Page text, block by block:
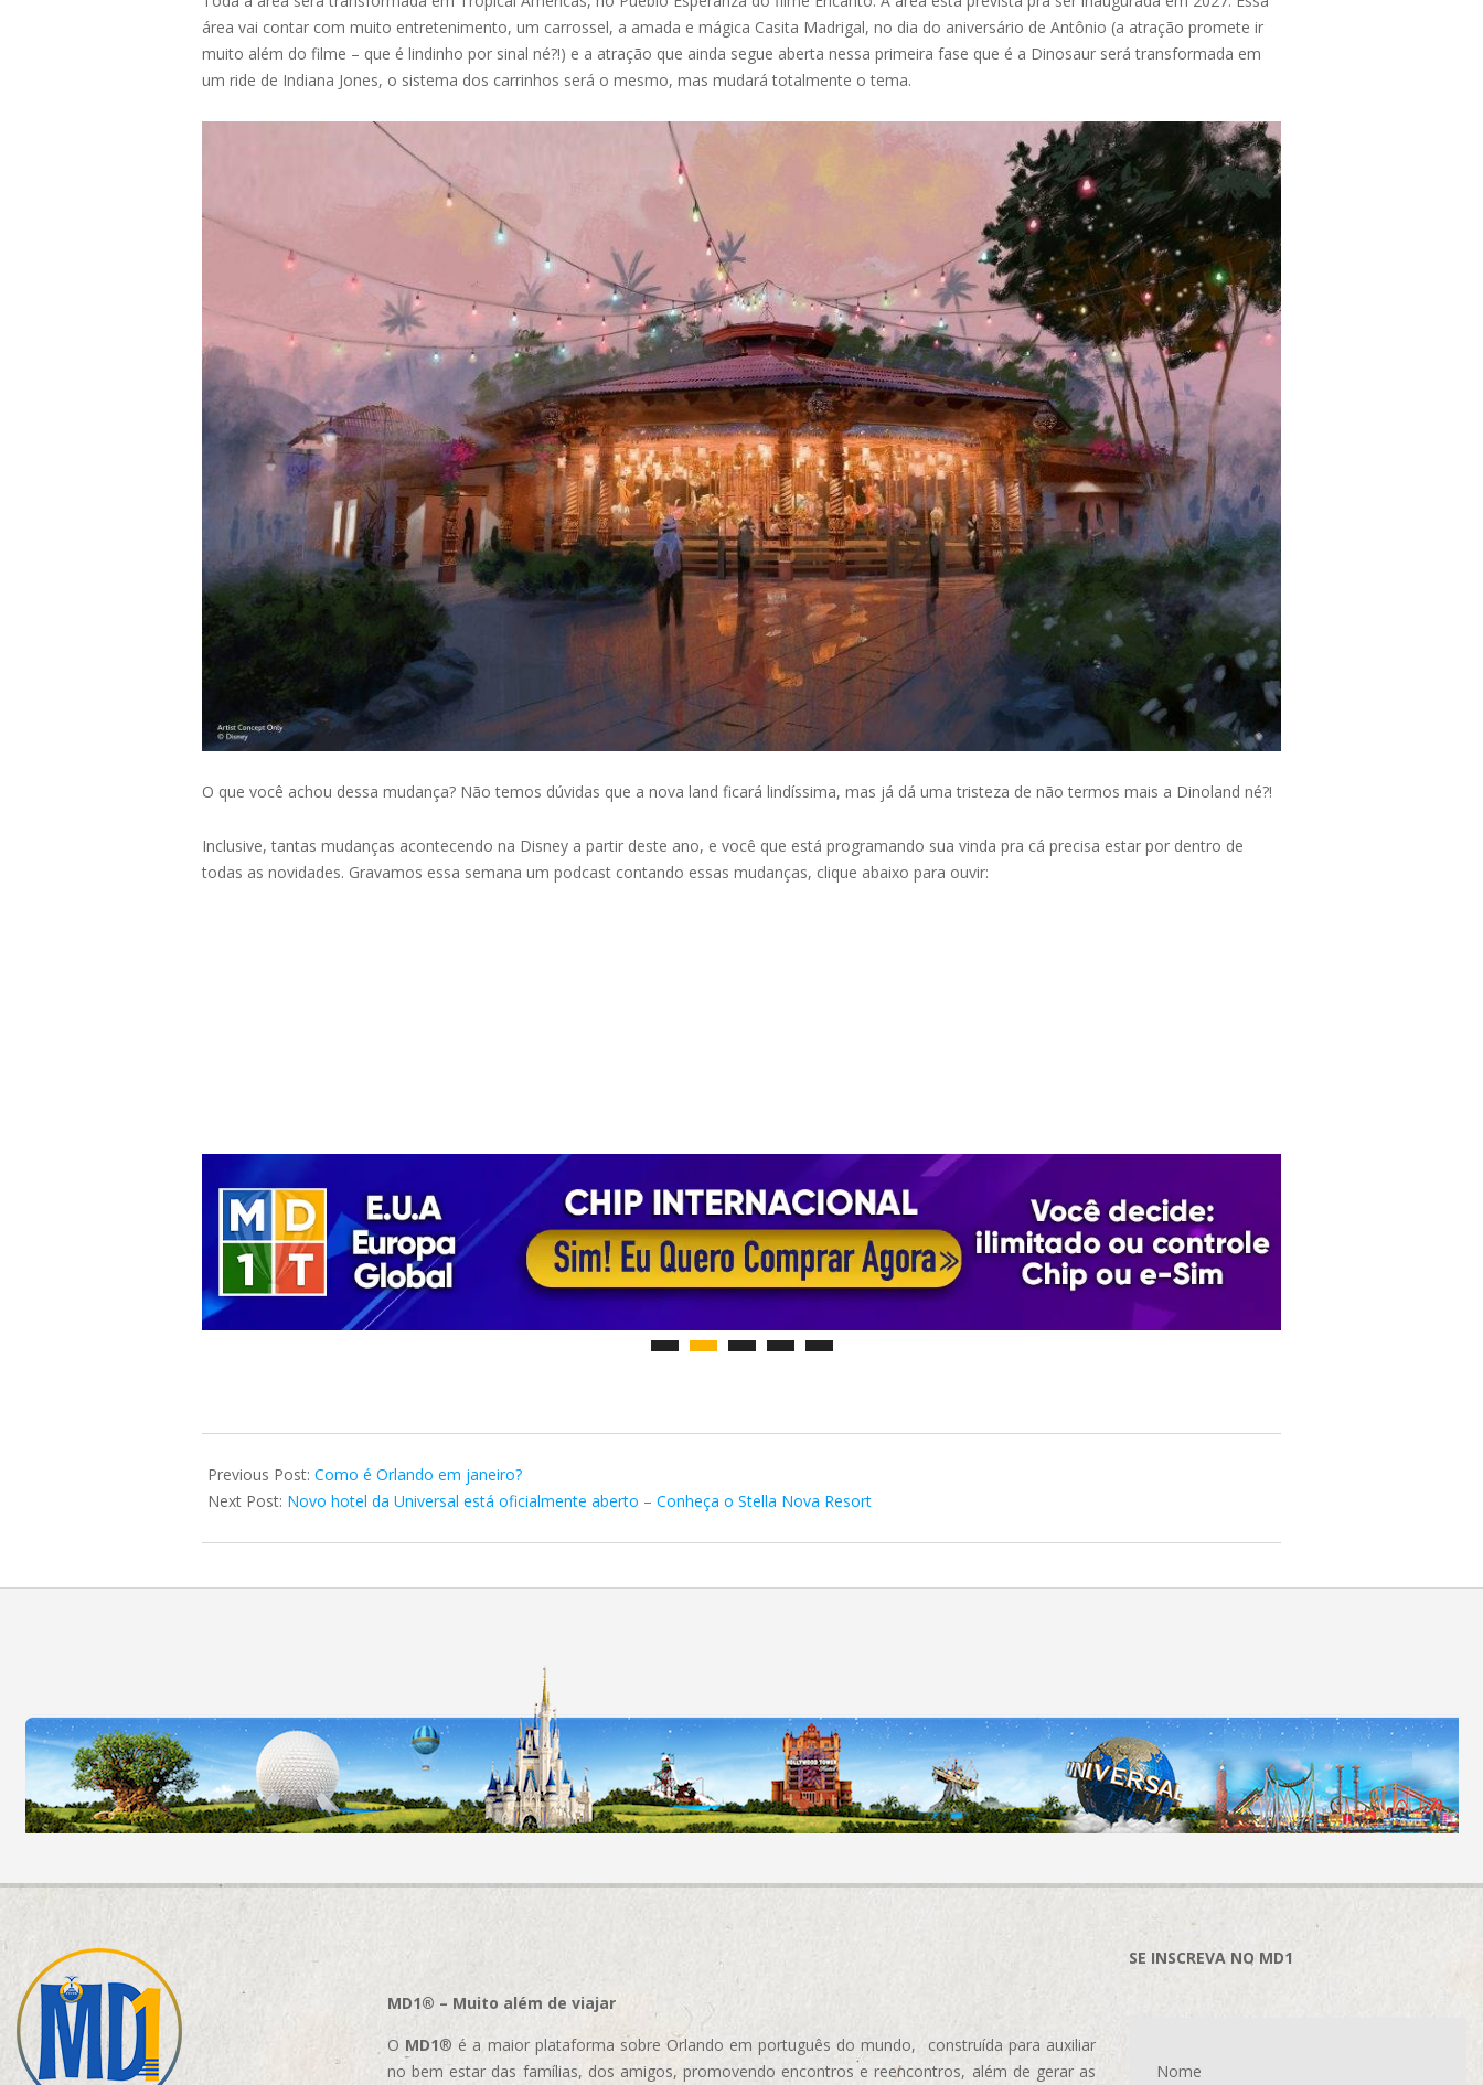
área vai contar com muito entretenimento, um carrossel, a amada e mágica Casita Madrigal, no dia do aniversário de Antônio (a atração promete ir
muito além do filme – que é lindinho por sinal né?!) e a atração que ainda segue aberta nessa primeira fase que é a Dinosaur será transformada em
um ride de Indiana Jones, o sistema dos carrinhos será o mesmo, mas mudará totalmente o tema.
O que você achou dessa mudança? Não temos dúvidas que a nova land ficará lindíssima, mas já dá uma tristeza de não termos mais a Dinoland né?!
Inclusive, tantas mudanças acontecendo na Disney a partir deste ano, e você que está programando sua vinda pra cá precisa estar por dentro de
todas as novidades. Gravamos essa semana um podcast contando essas mudanças, clique abaixo para ouvir:
01-
18
Previous Post: Como é Orlando em janeiro?
Next Post: Novo hotel da Universal está oficialmente aberto – Conheça o Stella Nova Resort
MD1® – Muito além de viajar
O MD1® é a maior plataforma sobre Orlando em português do mundo, construída para auxiliar
no bem estar das famílias, dos amigos, promovendo encontros e reencontros, além de gerar as
SE INSCREVA NO MD1
Nome